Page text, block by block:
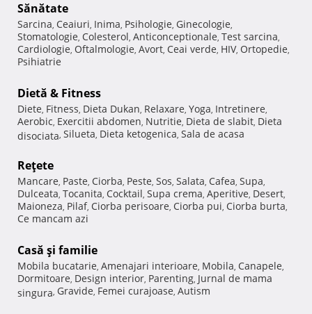
Sănătate
Sarcina, Ceaiuri, Inima, Psihologie, Ginecologie,
Stomatologie, Colesterol, Anticonceptionale, Test sarcina,
Cardiologie, Oftalmologie, Avort, Ceai verde, HIV, Ortopedie,
Psihiatrie
Dietă & Fitness
Diete, Fitness, Dieta Dukan, Relaxare, Yoga, Intretinere,
Aerobic, Exercitii abdomen, Nutritie, Dieta de slabit, Dieta
disociata, Silueta, Dieta ketogenica, Sala de acasa
Reţete
Mancare, Paste, Ciorba, Peste, Sos, Salata, Cafea, Supa,
Dulceata, Tocanita, Cocktail, Supa crema, Aperitive, Desert,
Maioneza, Pilaf, Ciorba perisoare, Ciorba pui, Ciorba burta,
Ce mancam azi
Casă şi familie
Mobila bucatarie, Amenajari interioare, Mobila, Canapele,
Dormitoare, Design interior, Parenting, Jurnal de mama
singura, Gravide, Femei curajoase, Autism